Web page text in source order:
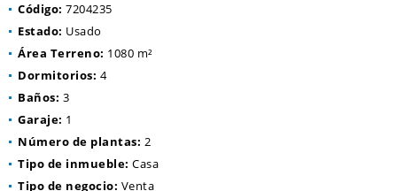
Código: 7204235
Estado: Usado
Área Terreno: 1080 m²
Dormitorios: 4
Baños: 3
Garaje: 1
Número de plantas: 2
Tipo de inmueble: Casa
Tipo de negocio: Venta